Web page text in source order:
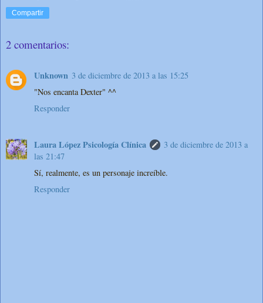
Compartir
2 comentarios:
Unknown 3 de diciembre de 2013 a las 15:25
"Nos encanta Dexter" ^^
Responder
Laura López Psicología Clínica
3 de diciembre de 2013 a
las 21:47
Sí, realmente, es un personaje increíble.
Responder